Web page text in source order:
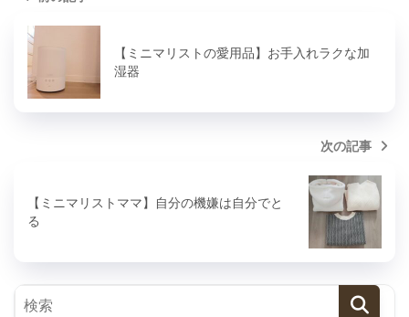
【ミニマリストの愛用品】お手入れラクな加
湿器
次の記事
【ミニマリストママ】自分の機嫌は自分でと
る